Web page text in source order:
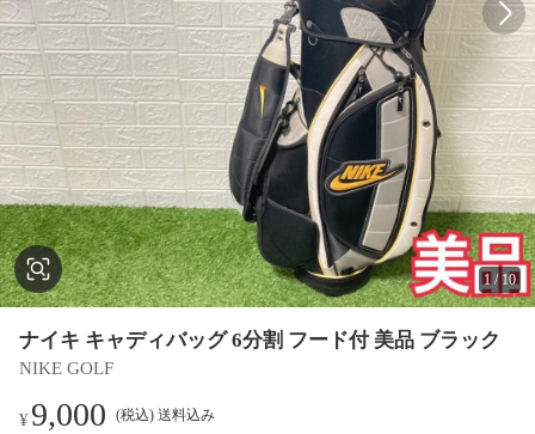
1 / 10
ナイキ キャディバッグ 6分割 フード付 美品 ブラック
NIKE GOLF
¥9,000 (税込) 送料込み